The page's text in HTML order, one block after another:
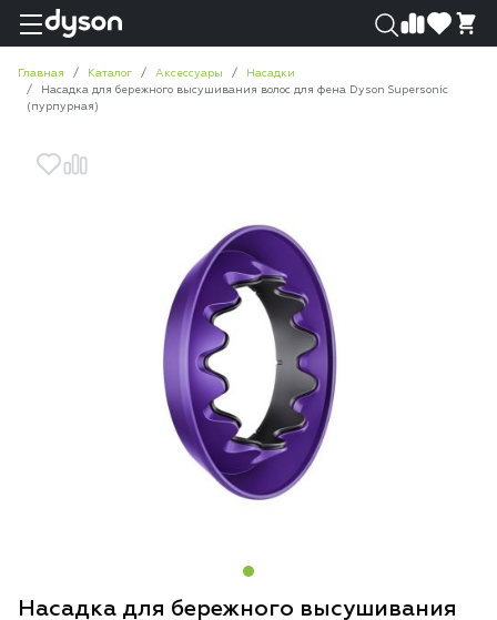
Главная Каталог Аксессуары
Насадки
Насадка для бережного высушивания волос для фена Dyson Supersonic
(пурпурная)
Насадка для бережного высушивания